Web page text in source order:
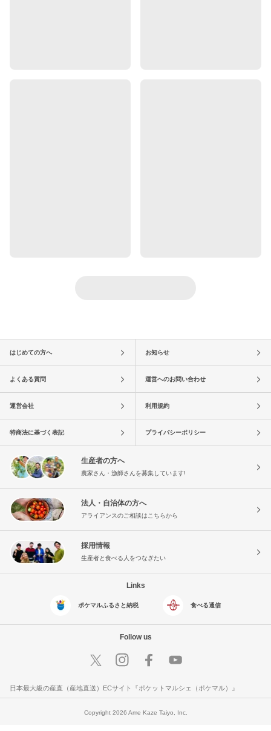
はじめての方へ お知らせ
よくある質問 運営へのお問い合わせ
運営会社 利用規約
特商法に基づく表記 プライバシーポリシー
生産者の方へ
農家さん・漁師さんを募集しています!
法人・自治体の方へ
アライアンスのご相談はこちらから
採用情報
生産者と食べる人をつなぎたい
Links
ポケマルふるさと納税 食べる通信
Follow us
日本最大級の産直（産地直送）ECサイト『ポケットマルシェ（ポケマル）』
Copyright 2026 Ame Kaze Taiyo, Inc.